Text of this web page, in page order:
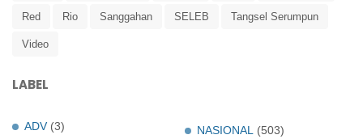
Red Rio Sanggahan SELEB Tangsel Serumpun
Video
LABEL
ADV (3)
NASIONAL
(503)